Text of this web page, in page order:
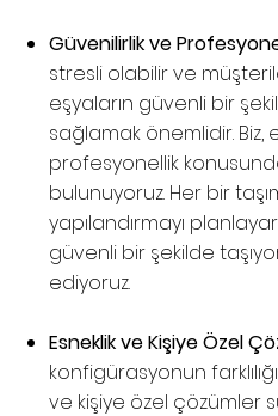
Güvenilirlik ve
stresli olabilir ve
eşyaların güvenli bir
sağlamak önemlidir. Biz,
profesyonellik
bulunuyoruz. Her bir
yapılandırmayı
güvenli bir şekilde
ediyoruz.
Esneklik ve Kişiye Özel
konfigürasyonun
ve kişiye özel çözümler